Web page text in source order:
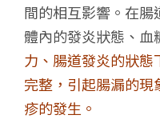
間的相互影響。在
體內的發炎狀態、血
力、腸道發炎的狀
完整，引起腸漏的
疹的發生。